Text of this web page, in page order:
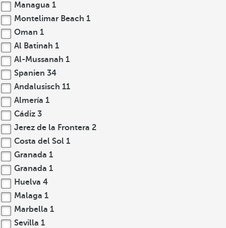
Managua 1
Montelimar Beach 1
Oman 1
Al Batinah 1
Al-Mussanah 1
Spanien 34
Andalusisch 11
Almería 1
Cádiz 3
Jerez de la Frontera 2
Costa del Sol 1
Granada 1
Granada 1
Huelva 4
Malaga 1
Marbella 1
Sevilla 1